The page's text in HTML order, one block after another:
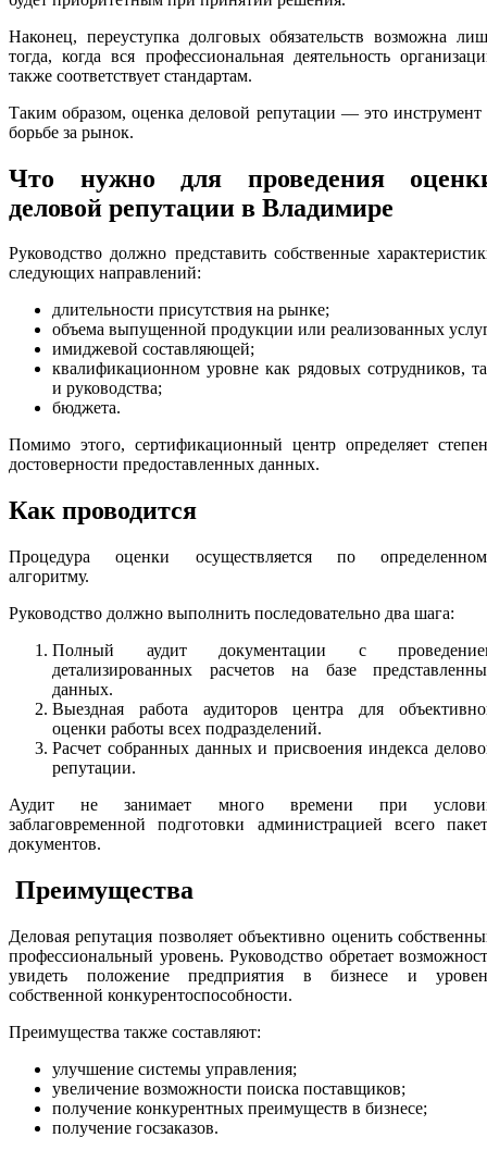
Наконец, переуступка долговых обязательств возможна
тогда, когда вся профессиональная деятельность
также соответствует стандартам.
Таким образом, оценка деловой репутации — это инструмент
борьбе за рынок.
Что нужно для проведения
деловой репутации в Владимире
Руководство должно представить собственные
следующих направлений:
длительности присутствия на рынке;
объема выпущенной продукции или реализованных
имиджевой составляющей;
квалификационном уровне как рядовых сотрудников,
и руководства;
бюджета.
Помимо этого, сертификационный центр определяет
достоверности предоставленных данных.
Как проводится
Процедура оценки осуществляется по
алгоритму.
Руководство должно выполнить последовательно два шага:
Полный аудит документации с
детализированных расчетов на базе
данных.
Выездная работа аудиторов центра для
оценки работы всех подразделений.
Расчет собранных данных и присвоения индекса
репутации.
Аудит не занимает много времени при
заблаговременной подготовки администрацией всего
документов.
Преимущества
Деловая репутация позволяет объективно оценить
профессиональный уровень. Руководство обретает
увидеть положение предприятия в бизнесе и
собственной конкурентоспособности.
Преимущества также составляют:
улучшение системы управления;
увеличение возможности поиска поставщиков;
получение конкурентных преимуществ в бизнесе;
получение госзаказов.